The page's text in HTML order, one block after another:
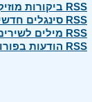
RSS ביקורות מוזיקה
RSS סינגלים חדשים
RSS מילים לשירים
RSS הודעות בפורומים